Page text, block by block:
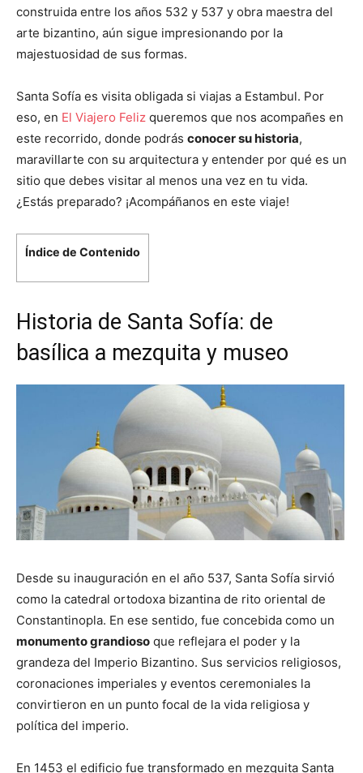
construida entre los años 532 y 537 y obra maestra del
arte bizantino, aún sigue impresionando por la
majestuosidad de sus formas.
Santa Sofía es visita obligada si viajas a Estambul. Por
eso, en El Viajero Feliz queremos que nos acompañes en
este recorrido, donde podrás conocer su historia,
maravillarte con su arquitectura y entender por qué es un
sitio que debes visitar al menos una vez en tu vida.
¿Estás preparado? ¡Acompáñanos en este viaje!
Índice de Contenido
Historia de Santa Sofía: de
basílica a mezquita y museo
Desde su inauguración en el año 537, Santa Sofía sirvió
como la catedral ortodoxa bizantina de rito oriental de
Constantinopla. En ese sentido, fue concebida como un
monumento grandioso que reflejara el poder y la
grandeza del Imperio Bizantino. Sus servicios religiosos,
coronaciones imperiales y eventos ceremoniales la
convirtieron en un punto focal de la vida religiosa y
política del imperio.
En 1453 el edificio fue transformado en mezquita Santa